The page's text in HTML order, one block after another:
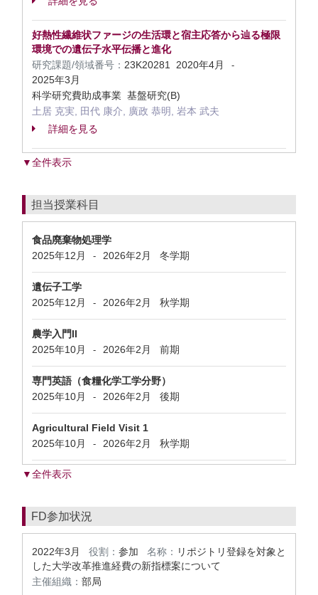
好熱性繊維状ファージの生活環と宿主応答から辿る極限
環境での遺伝子水平伝播と進化
研究課題/領域番号： 23K20281 2020年4月 -
2025年3月
科学研究費助成事業 基盤研究(B)
土居 克実, 田代 康介, 廣政 恭明, 岩本 武夫
詳細を見る
▼全件表示
担当授業科目
食品廃棄物処理学
2025年12月
- 2026年2月 冬学期
遺伝子工学
2025年12月
- 2026年2月 秋学期
農学入門II
2025年10月
- 2026年2月 前期
専門英語（食糧化学工学分野）
2025年10月
- 2026年2月 後期
Agricultural Field Visit 1
2025年10月
- 2026年2月 秋学期
▼全件表示
FD参加状況
2022年3月 役割： 参加 名称： リポジトリ登録を対象と
した大学改革推進経費の新指標案について
主催組織： 部局